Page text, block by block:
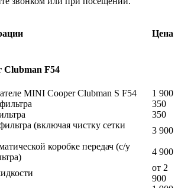
Цена
F54
MINI Cooper Clubman S F54
1 900
350
350
(включая чистку сетки
3 900
коробке передач (с/у
4 900
от 2
900